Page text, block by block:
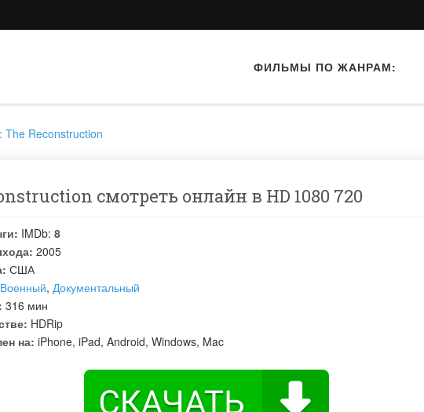
ФИЛЬМЫ ПО ЖАНРАМ:
The Reconstruction
смотреть онлайн в HD 1080 720
IMDb: 8
2005
США
Военный, Документальный
316 мин
HDRip
на: iPhone, iPad, Android, Windows, Mac